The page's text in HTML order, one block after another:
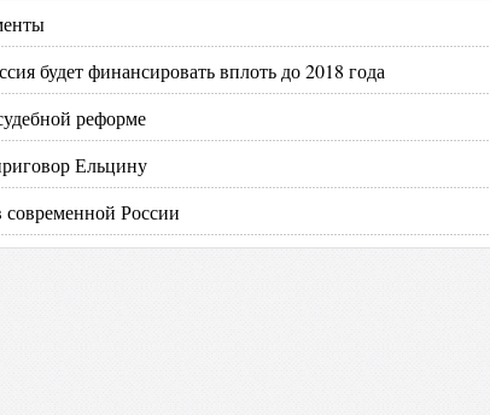
будет финансировать вплоть до 2018 года
реформе
Ельцину
России